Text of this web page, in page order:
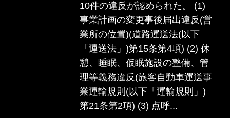
10件の違反が認められた。 (1)
事業計画の変更事後届出違反(営
業所の位置)(道路運送法(以下
「運送法」)第15条第4項) (2) 休
憩、睡眠、仮眠施設の整備、管
理等義務違反(旅客自動車運送事
業運輸規則(以下「運輸規則」)
第21条第2項) (3) 点呼...